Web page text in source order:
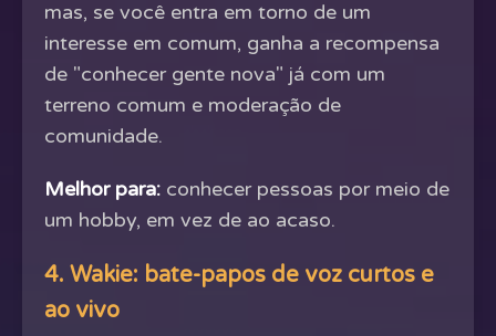
mas, se você entra em torno de um
interesse em comum, ganha a recompensa
de "conhecer gente nova" já com um
terreno comum e moderação de
comunidade.
Melhor para: conhecer pessoas por meio de
um hobby, em vez de ao acaso.
4. Wakie: bate-papos de voz curtos e
ao vivo